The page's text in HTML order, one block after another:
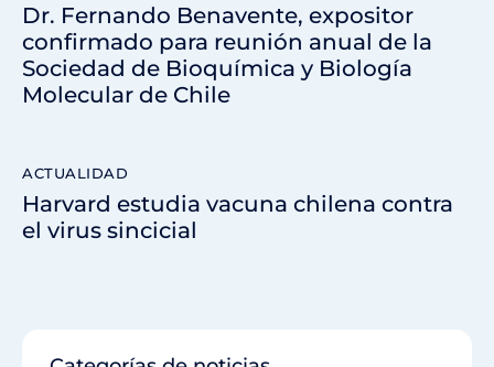
Dr. Fernando Benavente, expositor
confirmado para reunión anual de la
Sociedad de Bioquímica y Biología
Molecular de Chile
ACTUALIDAD
Harvard estudia vacuna chilena contra
el virus sincicial